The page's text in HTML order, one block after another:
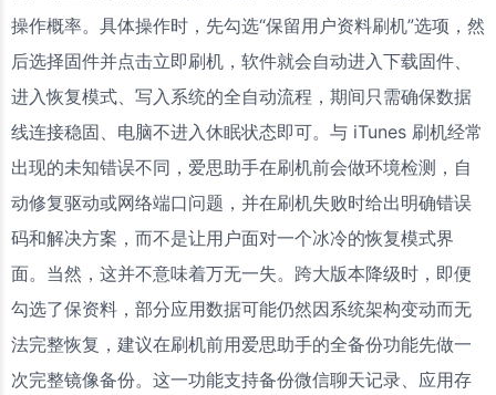
操作概率。具体操作时，先勾选“保留用户资料刷机”选项，然
后选择固件并点击立即刷机，软件就会自动进入下载固件、
进入恢复模式、写入系统的全自动流程，期间只需确保数据
线连接稳固、电脑不进入休眠状态即可。与 iTunes 刷机经常
出现的未知错误不同，爱思助手在刷机前会做环境检测，自
动修复驱动或网络端口问题，并在刷机失败时给出明确错误
码和解决方案，而不是让用户面对一个冰冷的恢复模式界
面。当然，这并不意味着万无一失。跨大版本降级时，即便
勾选了保资料，部分应用数据可能仍然因系统架构变动而无
法完整恢复，建议在刷机前用爱思助手的全备份功能先做一
次完整镜像备份。这一功能支持备份微信聊天记录、应用存